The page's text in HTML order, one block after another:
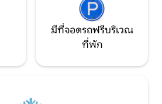
มีที่จอดรถฟรีบริเวณ
ที่พัก